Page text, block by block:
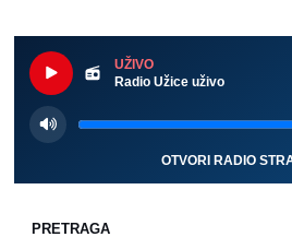
UŽIVO
Radio Užice uživo
OTVORI RADIO
PRETRAGA